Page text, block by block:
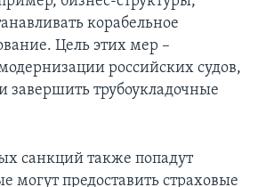
корабельное
Цель этих мер –
российских судов,
завершить трубоукладочные
санкций также попадут
могут предоставить страховые